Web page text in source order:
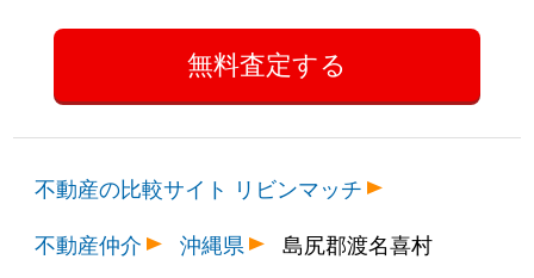
不動産の比較サイト リビンマッチ
不動産仲介
沖縄県 島尻郡渡名喜村